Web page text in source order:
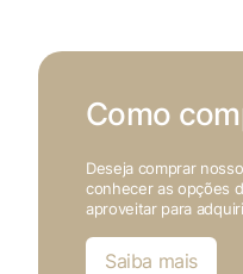
Como
Deseja comprar
conhecer as opções
aproveitar para
Saiba mais